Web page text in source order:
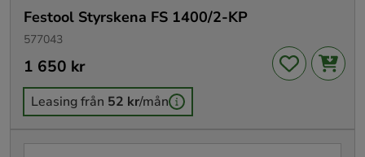
Festool Styrskena FS 1400/2-KP
577043
Pris:1 650 kr
1 650 kr
Leasing från 52 kr/mån